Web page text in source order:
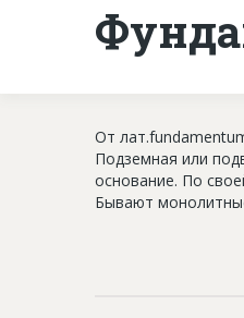
От
Подземная или
основание. По
Бывают